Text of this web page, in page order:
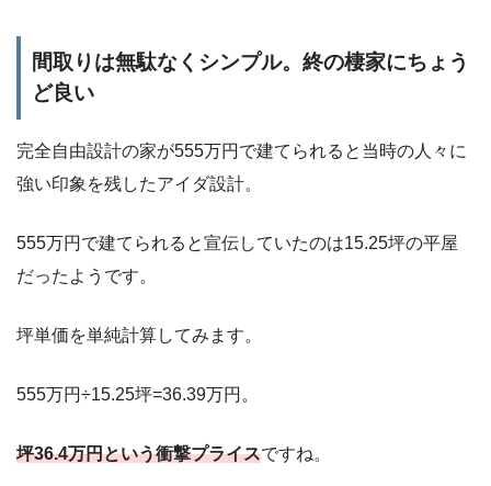
間取りは無駄なくシンプル。終の棲家にちょう
ど良い
完全自由設計の家が555万円で建てられると当時の人々に
強い印象を残したアイダ設計。
555万円で建てられると宣伝していたのは15.25坪の平屋
だったようです。
坪単価を単純計算してみます。
555万円÷15.25坪=36.39万円。
坪36.4万円という衝撃プライスですね。